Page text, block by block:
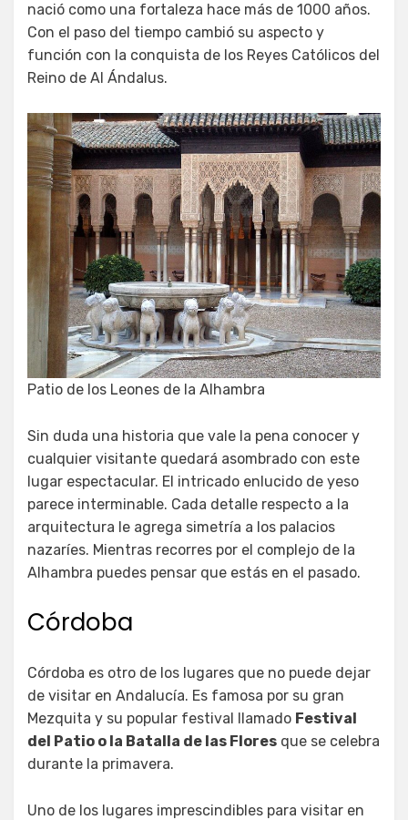
nació como una fortaleza hace más de 1000 años.
Con el paso del tiempo cambió su aspecto y
función con la conquista de los Reyes Católicos del
Reino de Al Ándalus.
Patio de los Leones de la Alhambra
Sin duda una historia que vale la pena conocer y
cualquier visitante quedará asombrado con este
lugar espectacular. El intricado enlucido de yeso
parece interminable. Cada detalle respecto a la
arquitectura le agrega simetría a los palacios
nazaríes. Mientras recorres por el complejo de la
Alhambra puedes pensar que estás en el pasado.
Córdoba
Córdoba es otro de los lugares que no puede dejar
de visitar en Andalucía. Es famosa por su gran
Mezquita y su popular festival llamado Festival
del Patio o la Batalla de las Flores que se celebra
durante la primavera.
Uno de los lugares imprescindibles para visitar en